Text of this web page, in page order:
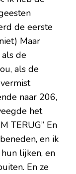
de eerste
Maar
de
als de
naar 206,
het
TERUG” En
en ik
lijken, en
En ze